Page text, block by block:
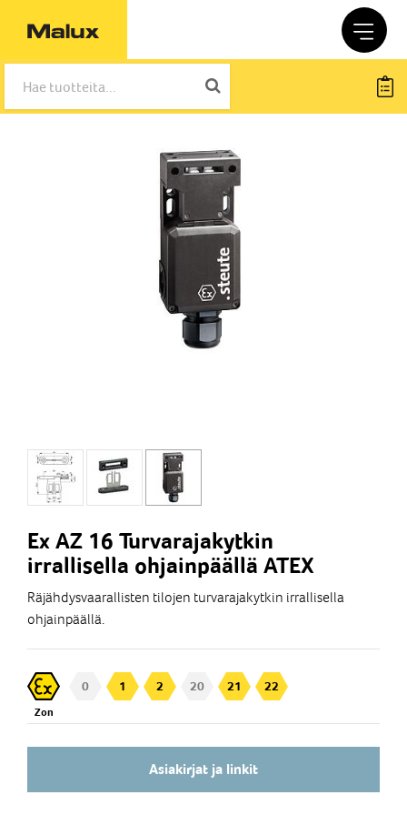
Ex AZ 16 Turvarajakytkin
irrallisella ohjainpäällä ATEX
Räjähdysvaarallisten tilojen turvarajakytkin irrallisella
ohjainpäällä.
Zon
0 1 2 20 21 22
Asiakirjat ja linkit